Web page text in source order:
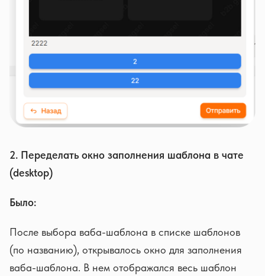
2. Переделать окно заполнения шаблона в чате
(desktop)
Было:
После выбора ваба-шаблона в списке шаблонов
(по названию), открывалось окно для заполнения
ваба-шаблона. В нем отображался весь шаблон